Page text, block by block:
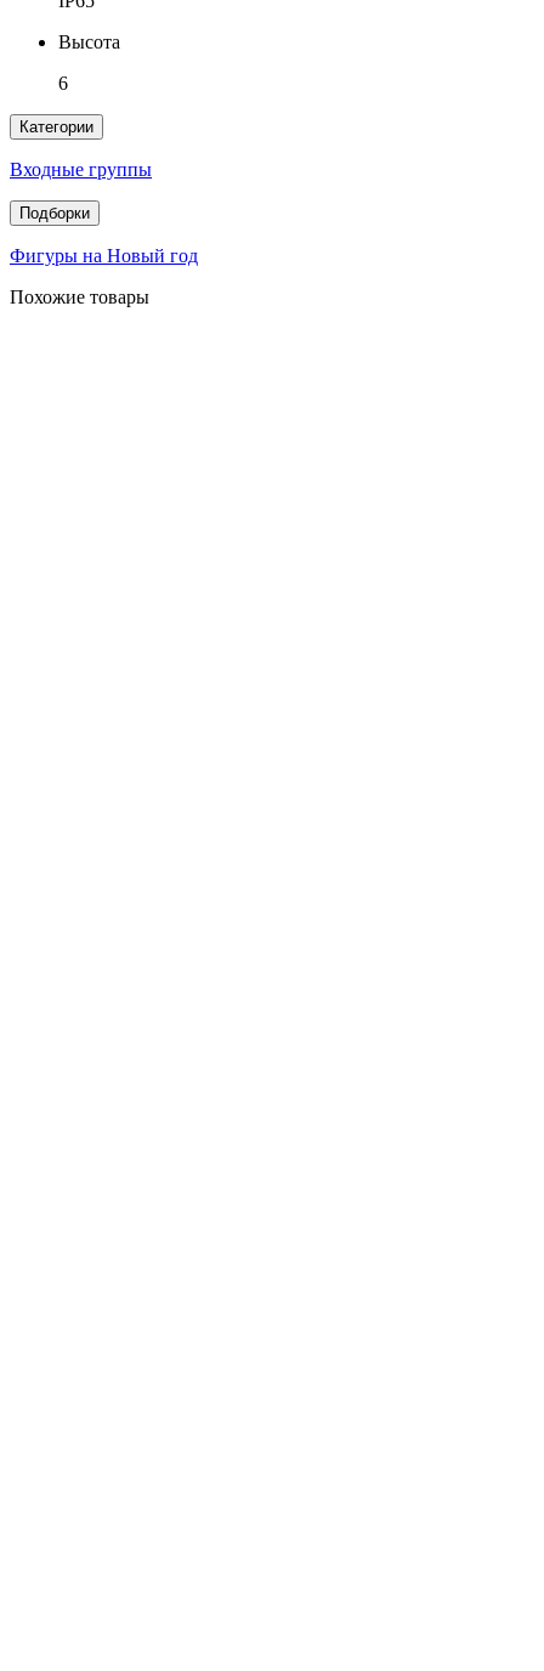
Высота
6
Категории
Входные группы
Подборки
Фигуры на Новый год
Похожие товары